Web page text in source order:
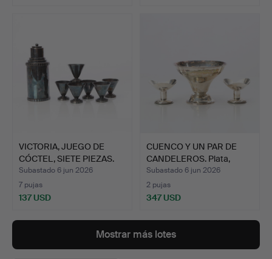
VICTORIA, JUEGO DE
CÓCTEL, SIETE PIEZAS.
A…
Subastado 6 jun 2026
7 pujas
137 USD
CUENCO Y UN PAR DE
CANDELEROS. Plata,
cand…
Subastado 6 jun 2026
2 pujas
347 USD
Mostrar más lotes